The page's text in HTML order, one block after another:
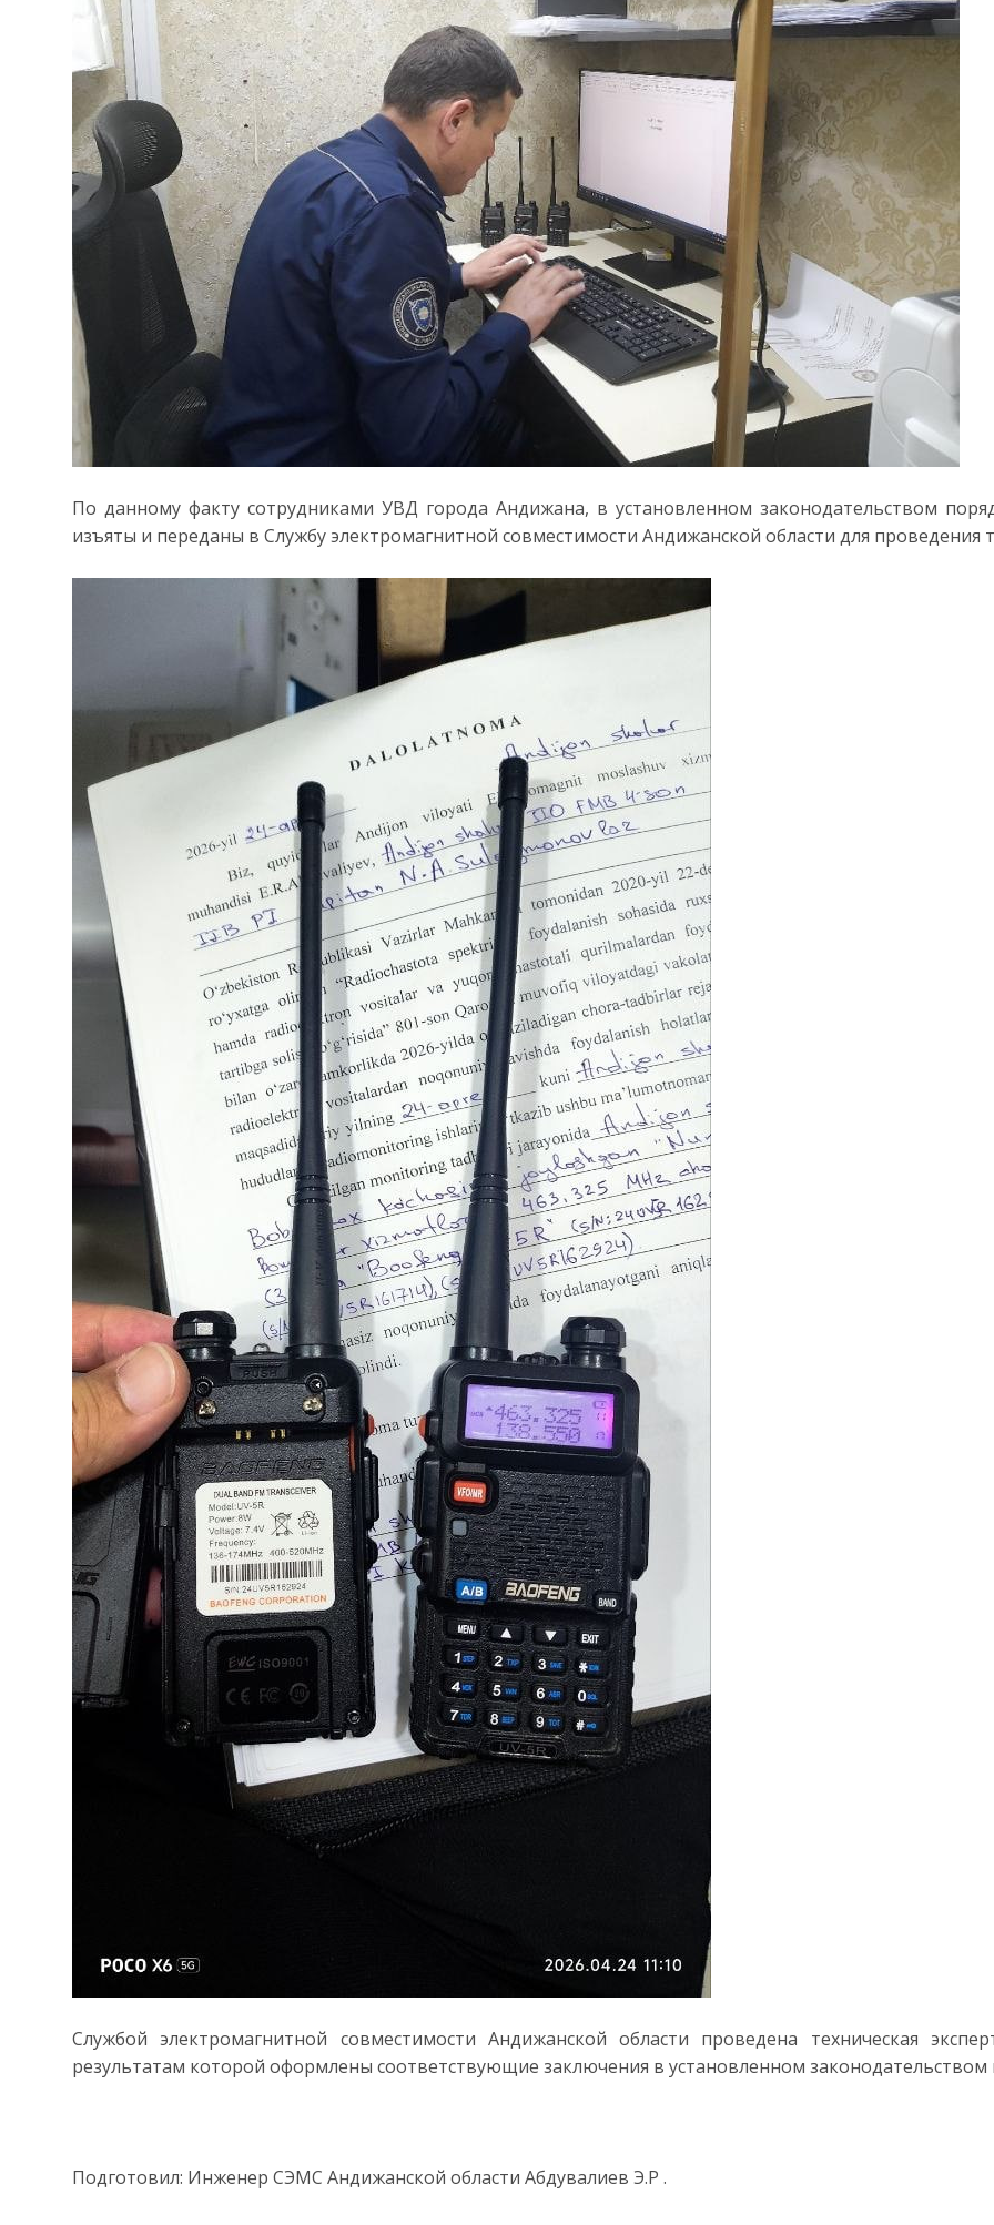
По данному факту сотрудниками УВД города Андижана, в установленном законодательством
изъяты и переданы в Службу электромагнитной совместимости Андижанской области для проведения
Службой электромагнитной совместимости Андижанской области проведена техническая
результатам которой оформлены соответствующие заключения в установленном законодательством
Подготовил: Инженер СЭМС Андижанской области Абдувалиев Э.Р .